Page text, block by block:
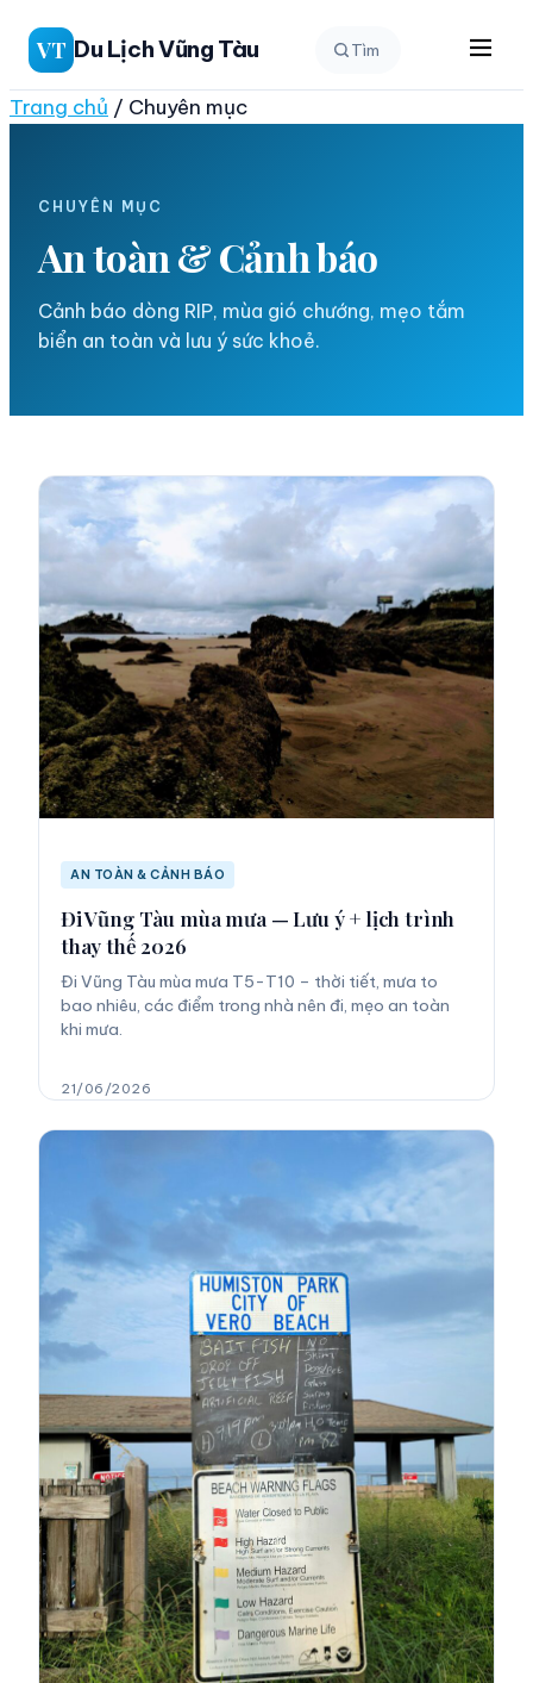
Chuyển
đến
phần
nội
VT Du Lịch Vũng Tàu Tìm
Trang chủ / Chuyên mục
CHUYÊN MỤC
An toàn & Cảnh báo
Cảnh báo dòng RIP, mùa gió chướng, mẹo tắm
biển an toàn và lưu ý sức khoẻ.
AN TOÀN & CẢNH BÁO
Đi Vũng Tàu mùa mưa — Lưu ý + lịch trình
thay thế 2026
Đi Vũng Tàu mùa mưa T5-T10 – thời tiết, mưa to
bao nhiêu, các điểm trong nhà nên đi, mẹo an toàn
khi mưa.
21/06/2026